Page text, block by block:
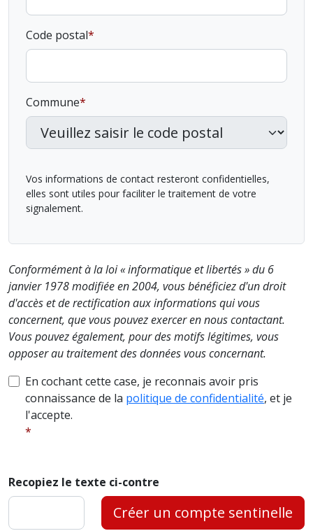
Code postal
Commune
Vos informations de contact resteront confidentielles,
elles sont utiles pour faciliter le traitement de votre
signalement.
Conformément à la loi « informatique et libertés » du 6
janvier 1978 modifiée en 2004, vous bénéficiez d'un droit
d'accès et de rectification aux informations qui vous
concernent, que vous pouvez exercer en nous contactant.
Vous pouvez également, pour des motifs légitimes, vous
opposer au traitement des données vous concernant.
En cochant cette case, je reconnais avoir pris
connaissance de la politique de confidentialité, et je
l'accepte.
Recopiez le texte ci-contre
Créer un compte sentinelle